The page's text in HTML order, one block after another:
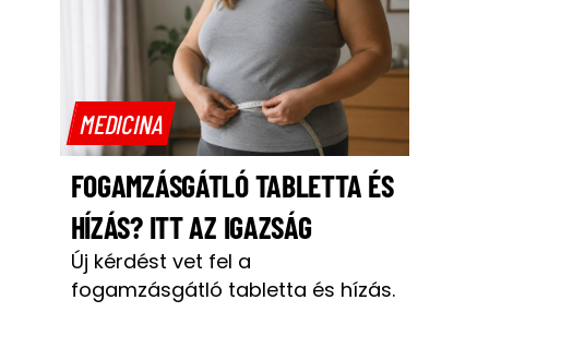
MEDICINA
FOGAMZÁSGÁTLÓ TABLETTA ÉS
HÍZÁS? ITT AZ IGAZSÁG
Új kérdést vet fel a
fogamzásgátló tabletta és hízás.